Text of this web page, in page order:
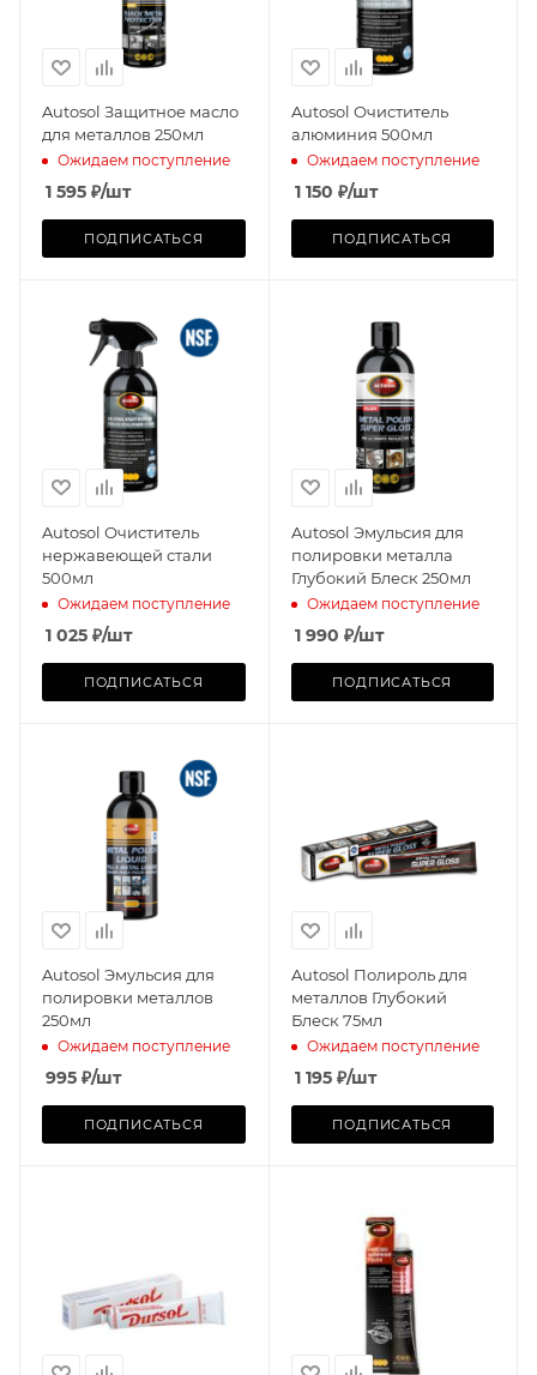
Autosol Защитное масло
для металлов 250мл
Ожидаем поступление
1 595 ₽/шт
ПОДПИСАТЬСЯ
Autosol Очиститель
алюминия 500мл
Ожидаем поступление
1 150 ₽/шт
ПОДПИСАТЬСЯ
Autosol Очиститель
нержавеющей стали
500мл
Ожидаем поступление
1 025 ₽/шт
ПОДПИСАТЬСЯ
Autosol Эмульсия для
полировки металла
Глубокий Блеск 250мл
Ожидаем поступление
1 990 ₽/шт
ПОДПИСАТЬСЯ
Autosol Эмульсия для
полировки металлов
250мл
Ожидаем поступление
995 ₽/шт
ПОДПИСАТЬСЯ
Autosol Полироль для
металлов Глубокий
Блеск 75мл
Ожидаем поступление
1 195₽/шт
ПОДПИСАТЬСЯ